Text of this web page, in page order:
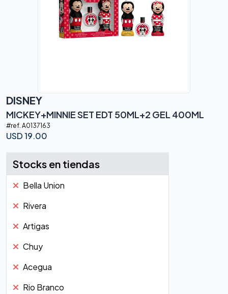
DISNEY
MICKEY+MINNIE SET EDT 50ML+2 GEL 400ML
#ref. A0137163
USD19.00
Stocks en tiendas
Bella Union
Rivera
Artigas
Chuy
Acegua
Rio Branco